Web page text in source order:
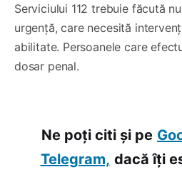
Serviciului 112 trebuie făcută
urgență, care necesită
abilitate. Persoanele care
dosar penal.
Ne poți citi și pe
Telegram, dacă îți